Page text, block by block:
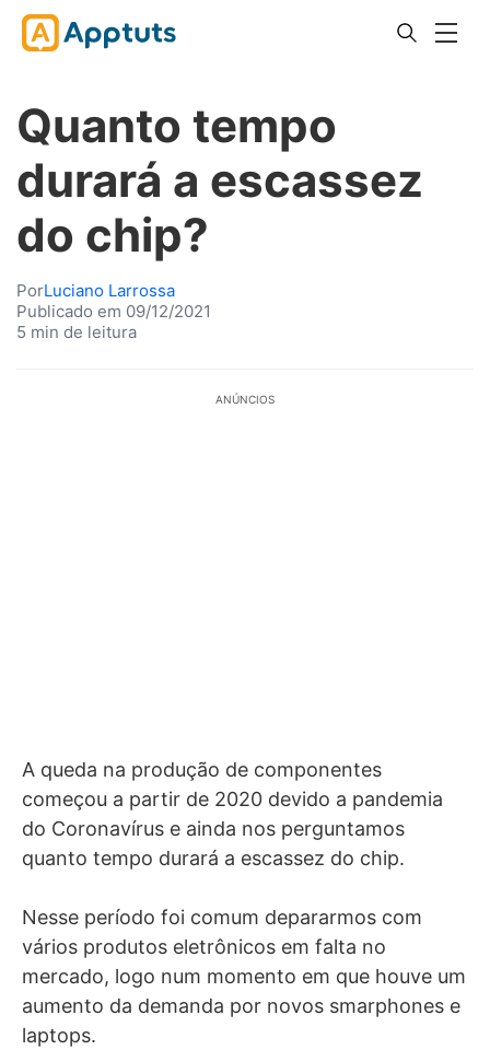
Quanto tempo
durará a escassez
do chip?
PorLuciano Larrossa
Publicado em 09/12/2021
5 min de leitura
ANÚNCIOS
A queda na produção de componentes
começou a partir de 2020 devido a pandemia
do Coronavírus e ainda nos perguntamos
quanto tempo durará a escassez do chip.
Nesse período foi comum depararmos com
vários produtos eletrônicos em falta no
mercado, logo num momento em que houve um
aumento da demanda por novos smarphones e
laptops.